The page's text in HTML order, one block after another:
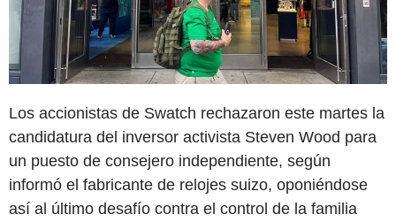
Los accionistas de Swatch rechazaron este martes la
candidatura del inversor activista Steven Wood para
un puesto de consejero independiente, según
informó el fabricante de relojes suizo, oponiéndose
así al último desafío contra el control de la familia